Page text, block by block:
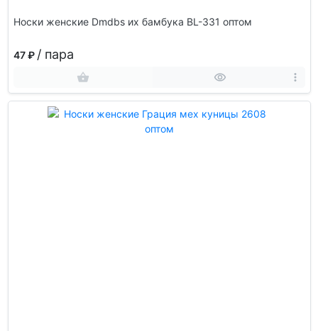
Носки женские Dmdbs их бамбука BL-331 оптом
47 ₽ / пара